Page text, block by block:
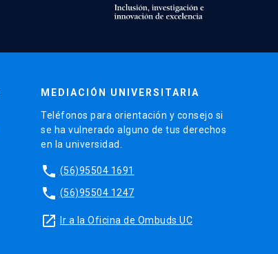
MEDIACIÓN UNIVERSITARIA
Teléfonos para orientación y consejo si
se ha vulnerado alguno de tus derechos
en la universidad.
phone (56)95504 1691
phone (56)95504 1247
launch Ir a la Oficina de Ombuds UC